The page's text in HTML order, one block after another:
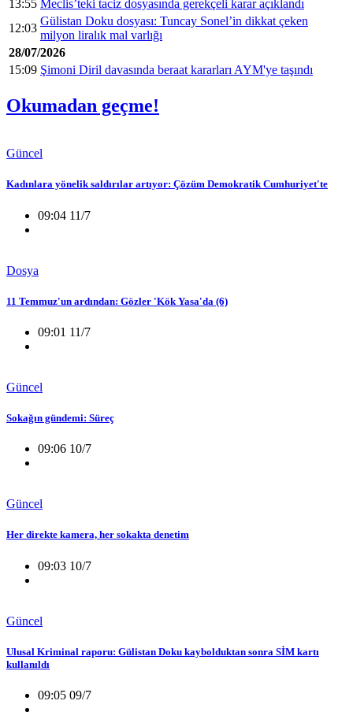
13:55 Meclis’teki taciz dosyasında gerekçeli karar açıklandı
12:03
Gülistan Doku dosyası: Tuncay Sonel’in dikkat çeken
milyon liralık mal varlığı
28/07/2026
15:09 Şimoni Diril davasında beraat kararları AYM'ye taşındı
Okumadan geçme!
Güncel
Kadınlara yönelik saldırılar artıyor: Çözüm Demokratik Cumhuriyet'te
09:04 11/7
Dosya
11 Temmuz'un ardından: Gözler 'Kök Yasa'da (6)
09:01 11/7
Güncel
Sokağın gündemi: Süreç
09:06 10/7
Güncel
Her direkte kamera, her sokakta denetim
09:03 10/7
Güncel
Ulusal Kriminal raporu: Gülistan Doku kaybolduktan sonra SİM kartı
kullanıldı
09:05 09/7